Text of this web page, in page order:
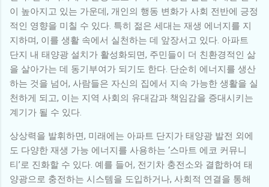
이 높아지고 있는 가운데, 개인의 행동 변화가 사회 전반에 긍정
적인 영향을 미칠 수 있다. 특히 젊은 세대는 재생 에너지를 지
지하며, 이를 생활 속에서 실천하는 데 앞장서고 있다. 아파트
단지 내 태양광 설치가 활성화되면, 주민들이 더 친환경적인 삶
을 살아가는 데 동기부여가 되기도 한다. 단순히 에너지를 생산
하는 것을 넘어, 사람들은 자신의 집에서 지속 가능한 생활을 실
천하게 되고, 이는 지역 사회의 유대감과 책임감을 증대시키는
계기가 될 수 있다.
상상력을 발휘하면, 미래에는 아파트 단지가 태양광 발전 외에
도 다양한 재생 가능 에너지를 사용하는 ‘스마트 에코 커뮤니
티’로 진화할 수 있다. 예를 들어, 전기차 충전소와 결합하여 태
양광으로 충전하는 시스템을 도입하거나, 사회적 연결을 통해